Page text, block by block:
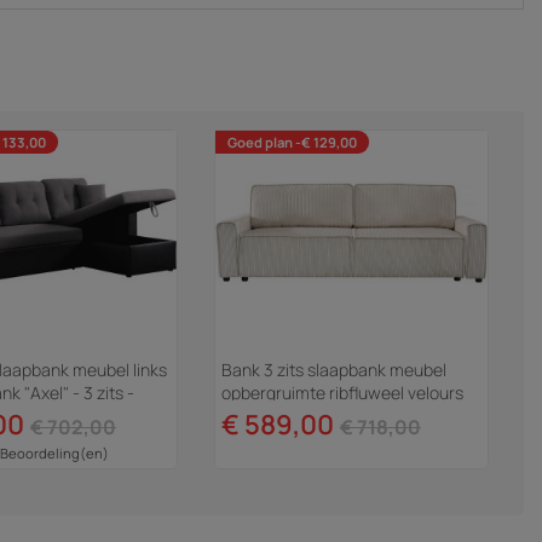
meubel links
"Axel" - 3 zits -
€ 702,00
Beoordeling(en)
Goed plan -€ 129,00
Bank 3 zits slaapbank meubel
opbergruimte ribfluweel velours
"Montaigne" - Beige - lichtbruin
€ 589,00 € 718,00